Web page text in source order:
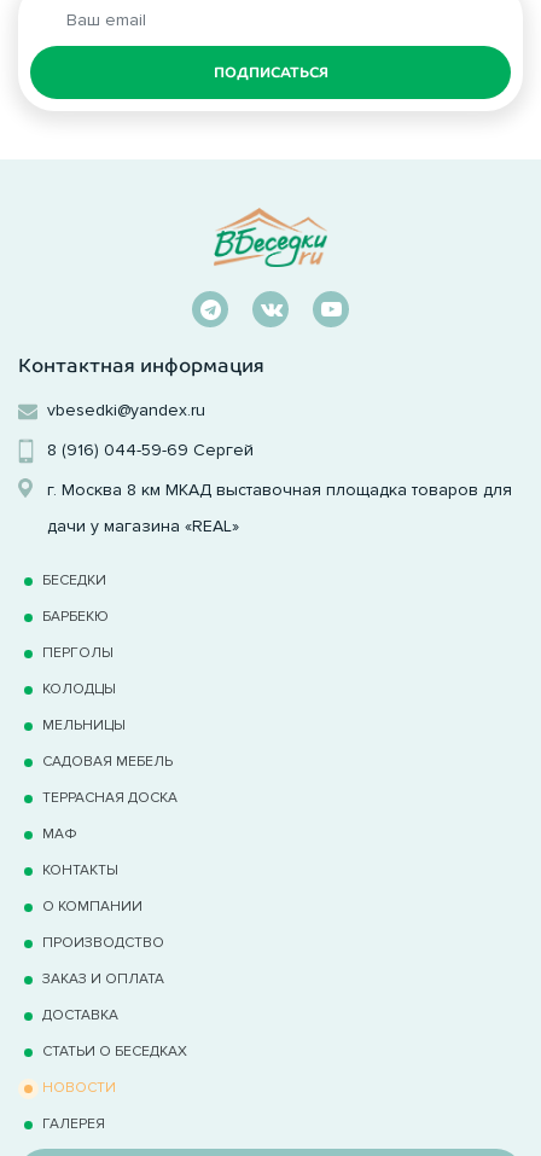
ПОДПИСАТЬСЯ
Контактная информация
vbesedki@yandex.ru
8 (916) 044-59-69 Сергей
г. Москва 8 км МКАД выставочная площадка товаров для
дачи у магазина «REAL»
БЕСЕДКИ
БАРБЕКЮ
ПЕРГОЛЫ
КОЛОДЦЫ
МЕЛЬНИЦЫ
САДОВАЯ МЕБЕЛЬ
ТЕРРАCНАЯ ДОСКА
МАФ
КОНТАКТЫ
О КОМПАНИИ
ПРОИЗВОДСТВО
ЗАКАЗ И ОПЛАТА
ДОСТАВКА
СТАТЬИ О БЕСЕДКАХ
НОВОСТИ
ГАЛЕРЕЯ